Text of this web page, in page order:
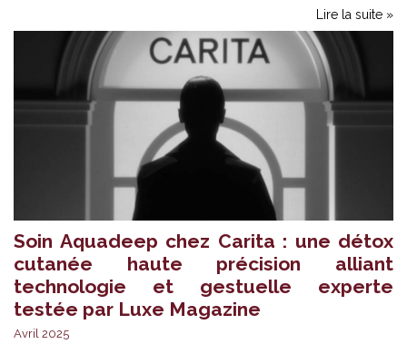
Lire la suite »
Soin Aquadeep chez Carita : une détox
cutanée haute précision alliant
technologie et gestuelle experte
testée par Luxe Magazine
Avril 2025